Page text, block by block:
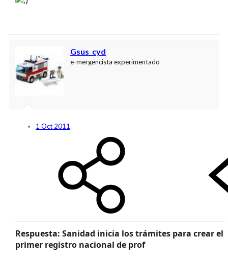
Gsus_cyd
e-mergencista experimentado
1 Oct 2011
Respuesta: Sanidad inicia los trámites para crear el
primer registro nacional de prof